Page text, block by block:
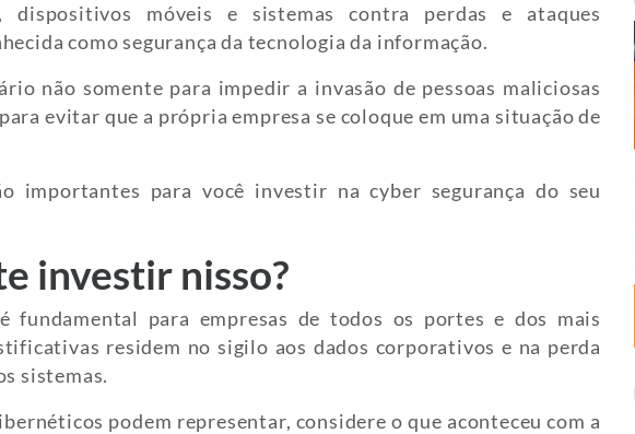
dispositivos móveis e sistemas contra perdas e ataques
como segurança da tecnologia da informação.
não somente para impedir a invasão de pessoas maliciosas
evitar que a própria empresa se coloque em uma situação de
importantes para você investir na cyber segurança do seu
investir nisso?
fundamental para empresas de todos os portes e dos mais
residem no sigilo aos dados corporativos e na perda
sistemas.
podem representar, considere o que aconteceu com a